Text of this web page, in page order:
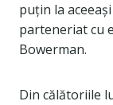
puțin la
parteneriat cu
Bowerman.
Din călătoriile